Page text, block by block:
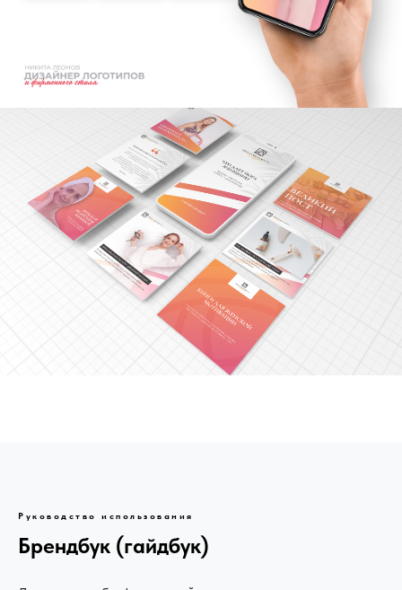
Руководство использования
Брендбук (гайдбук)